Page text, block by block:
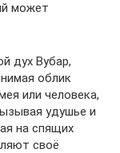
может
дух Вубар,
облик
или человека,
удушье и
на спящих
своё